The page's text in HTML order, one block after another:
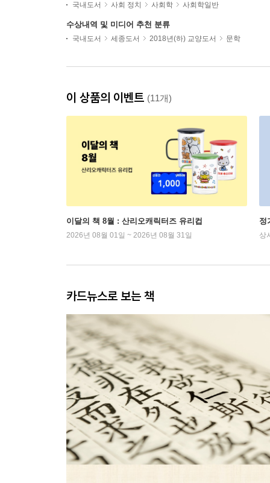
국내도서 사회 정치 사회학 사회학일반
수상내역 및 미디어 추천 분류
국내도서 세종도서 2018년(하) 교양도서 문학
이 상품의 이벤트 (11개)
이달의 책 8월 : 산리오캐릭터즈 유리컵
2026년 08월 01일 ~ 2026년 08월 31일
정
상
카드뉴스로 보는 책